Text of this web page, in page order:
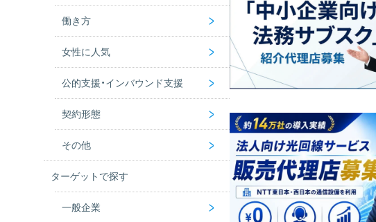
催事販売
店頭販売
チラシ・カタログで販売
インターネットで販売する
初期費用ゼロ
手離れがいい
店舗不要
在庫なし
市場の需要が高い商材
ストック型ビジネス
商品を仕入れる
現金商売
働き方 >
独立開業
副業
自宅で開業
手に職をつける
女性に人気 >
化粧品
美容・健康・エステ
ダイエット
公的支援・インバウンド支援 >
補助金・助成金
インバウンド
契約形態 >
代理店
業務委託
フランチャイズ
その他 >
AI商材で稼ぐ
不動産アライアンス
ターゲットで探す
一般企業 >